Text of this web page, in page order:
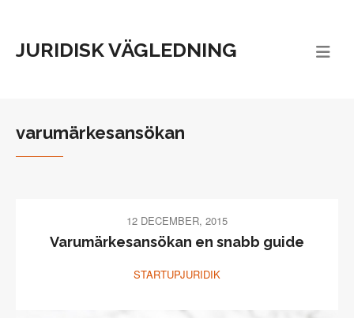
JURIDISK VÄGLEDNING
varumärkesansökan
12 DECEMBER, 2015
Varumärkesansökan en snabb guide
STARTUPJURIDIK